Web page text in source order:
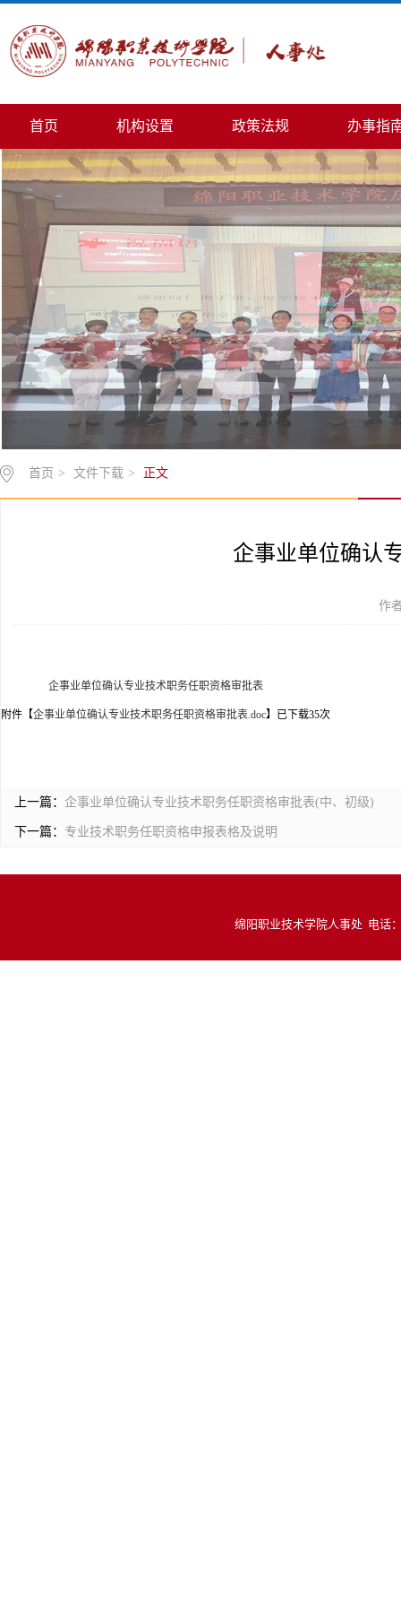
首页 机构设置 政策法规 办事指
首页 > 文件下载 > 正文
企事业单位确认
作
企事业单位确认专业技术职务任职资格审批表
附件【企事业单位确认专业技术职务任职资格审批表.doc】已下载35次
上一篇： 企事业单位确认专业技术职务任职资格审批表(中、初级)
下一篇： 专业技术职务任职资格申报表格及说明
绵阳职业技术学院人事处 电话